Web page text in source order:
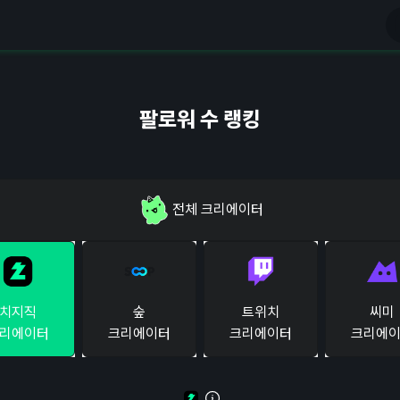
팔로워 수 랭킹
전체 크리에이터
치지직
에이터
숲
크리에이터
트위치
크리에이터
씨미
크리에